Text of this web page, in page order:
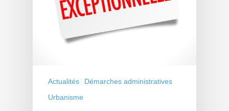
Actualités
Démarches administratives
Urbanisme